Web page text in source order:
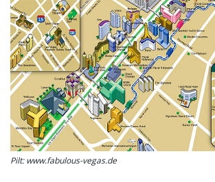
Pilt: www.fabulous-vegas.de